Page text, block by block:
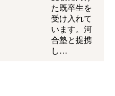
た既卒生を
受け入れて
います。河
合塾と提携
し…